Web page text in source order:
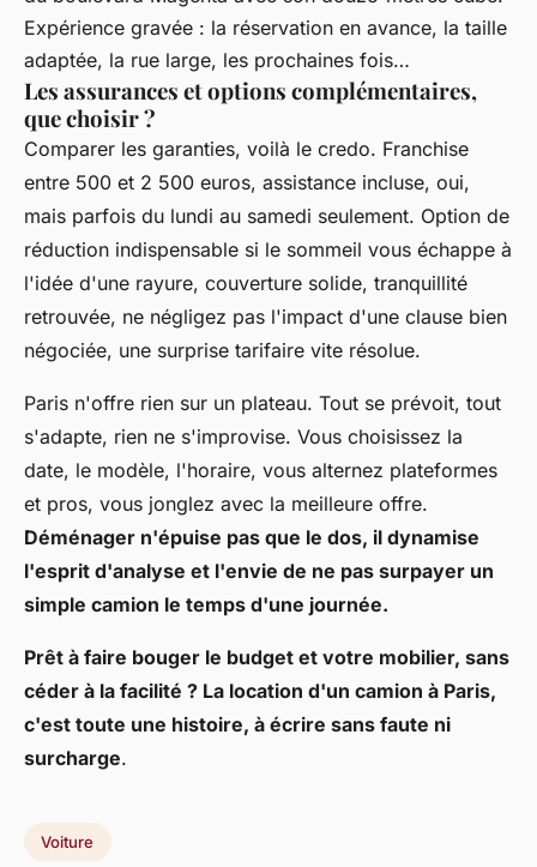
Expérience gravée : la réservation en avance, la taille
adaptée, la rue large, les prochaines fois…
Les assurances et options complémentaires,
que choisir ?
Comparer les garanties, voilà le credo. Franchise
entre 500 et 2 500 euros, assistance incluse, oui,
mais parfois du lundi au samedi seulement. Option de
réduction indispensable si le sommeil vous échappe à
l'idée d'une rayure, couverture solide, tranquillité
retrouvée, ne négligez pas l'impact d'une clause bien
négociée, une surprise tarifaire vite résolue.
Paris n'offre rien sur un plateau. Tout se prévoit, tout
s'adapte, rien ne s'improvise. Vous choisissez la
date, le modèle, l'horaire, vous alternez plateformes
et pros, vous jonglez avec la meilleure offre.
Déménager n'épuise pas que le dos, il dynamise
l'esprit d'analyse et l'envie de ne pas surpayer un
simple camion le temps d'une journée.
Prêt à faire bouger le budget et votre mobilier, sans
céder à la facilité ? La location d'un camion à Paris,
c'est toute une histoire, à écrire sans faute ni
surcharge.
Voiture